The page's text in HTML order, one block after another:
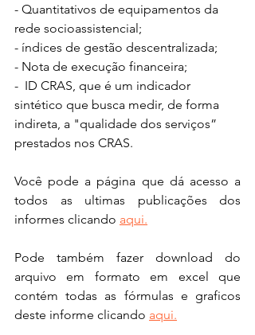
- Quantitativos de equipamentos da
rede socioassistencial;
- índices de gestão descentralizada;
- Nota de execução financeira;
-  ID CRAS, que é um indicador
sintético que busca medir, de forma
indireta, a "qualidade dos serviços”
prestados nos CRAS.
Você pode a página que dá acesso a
todos as ultimas publicações dos
informes clicando aqui.
Pode também fazer download do
arquivo em formato em excel que
contém todas as fórmulas e graficos
deste informe clicando aqui.